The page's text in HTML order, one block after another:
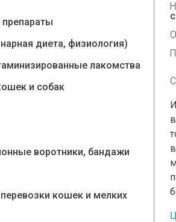
диета, физиология)
лакомства
и собак
воротники, бандажи
кошек и мелких